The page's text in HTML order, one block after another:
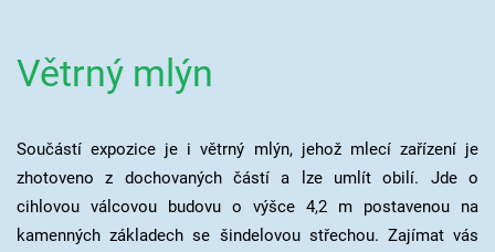
Větrný mlýn
Součástí expozice je i větrný mlýn, jehož mlecí zařízení je
zhotoveno z dochovaných částí a lze umlít obilí. Jde o
cihlovou válcovou budovu o výšce 4,2 m postavenou na
kamenných základech se šindelovou střechou. Zajímat vás